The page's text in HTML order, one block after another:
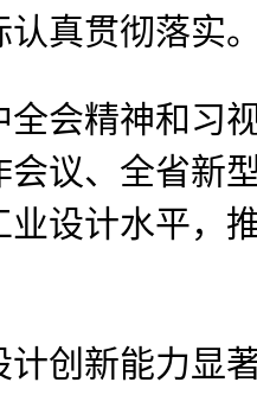
真贯彻落实。
精神和习
议、全省新
设计水平，
新能力显